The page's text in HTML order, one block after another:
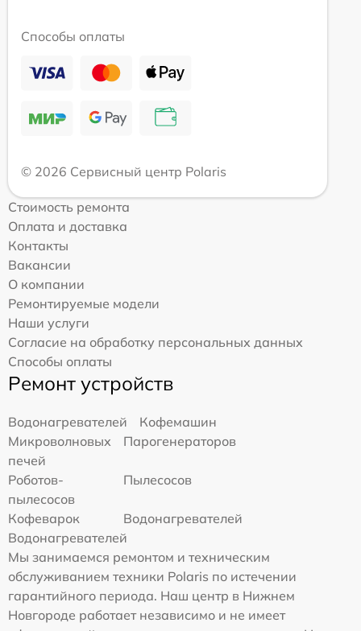
Способы оплаты
© 2026 Сервисный центр Polaris
Стоимость ремонта
Оплата и доставка
Контакты
Вакансии
О компании
Ремонтируемые модели
Наши услуги
Согласие на обработку персональных данных
Способы оплаты
Ремонт устройств
Водонагревателей
Кофемашин
Микроволновых
печей
Парогенераторов
Роботов-
пылесосов
Пылесосов
Кофеварок
Водонагревателей
Водонагревателей
Мы занимаемся ремонтом и техническим
обслуживанием техники Polaris по истечении
гарантийного периода. Наш центр в Нижнем
Новгороде работает независимо и не имеет